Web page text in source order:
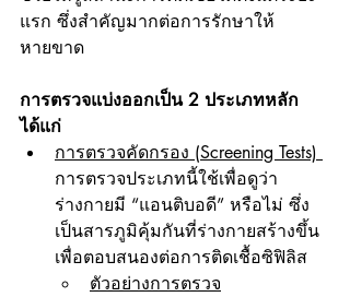
แรก ซึ่งสำคัญมากต่อการรักษาให้
หายขาด
การตรวจแบ่งออกเป็น 2 ประเภทหลัก
ได้แก่
การตรวจคัดกรอง (Screening Tests)
การตรวจประเภทนี้ใช้เพื่อดูว่า
ร่างกายมี “แอนติบอดี” หรือไม่ ซึ่ง
เป็นสารภูมิคุ้มกันที่ร่างกายสร้างขึ้น
เพื่อตอบสนองต่อการติดเชื้อซิฟิลิส
ตัวอย่างการตรวจ